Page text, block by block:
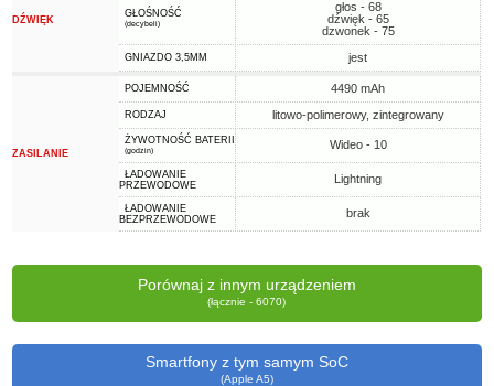
DŹWIĘK
GŁOŚNOŚĆ
(decybeli)
głos - 68
dźwięk - 65
dzwonek - 75
GNIAZDO 3,5MM jest
ZASILANIE
POJEMNOŚĆ 4490 mAh
RODZAJ litowo-polimerowy, zintegrowany
ŻYWOTNOŚĆ BATERII
(godzin) Wideo - 10
ŁADOWANIE
PRZEWODOWE
Lightning
ŁADOWANIE
BEZPRZEWODOWE
brak
Porównaj z innym urządzeniem
(łącznie - 6070)
Smartfony z tym samym SoC
(Apple A5)